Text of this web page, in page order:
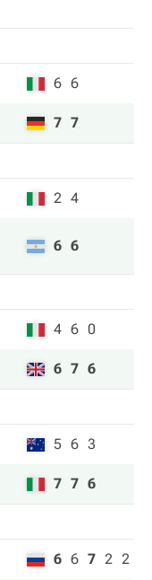
6 6
7 7
2 4
6 6
4 6 0
6 7 6
5 6 3
7 7 6
6 6 7 2 2